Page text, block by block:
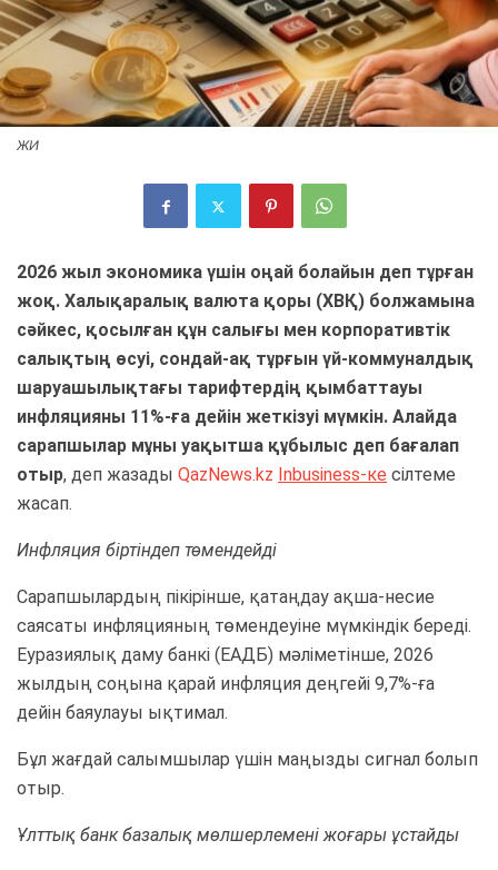
ЖИ
2026 жыл экономика үшін оңай болайын деп тұрған
жоқ. Халықаралық валюта қоры (ХВҚ) болжамына
сәйкес, қосылған құн салығы мен корпоративтік
салықтың өсуі, сондай-ақ тұрғын үй-коммуналдық
шаруашылықтағы тарифтердің қымбаттауы
инфляцияны 11%-ға дейін жеткізуі мүмкін. Алайда
сарапшылар мұны уақытша құбылыс деп бағалап
отыр, деп жазады QazNews.kz Inbusiness-ке сілтеме
жасап.
Инфляция біртіндеп төмендейді
Сарапшылардың пікірінше, қатаңдау ақша-несие
саясаты инфляцияның төмендеуіне мүмкіндік береді.
Еуразиялық даму банкі (ЕАДБ) мәліметінше, 2026
жылдың соңына қарай инфляция деңгейі 9,7%-ға
дейін баяулауы ықтимал.
Бұл жағдай салымшылар үшін маңызды сигнал болып
отыр.
Ұлттық банк базалық мөлшерлемені жоғары ұстайды